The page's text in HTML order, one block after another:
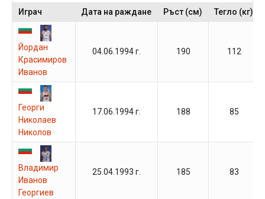
Играч Дата на раждане Ръст (см) Тегло (кг)
Йордан
Красимиров
Иванов
04.06.1994 г. 190 112
Георги
Николаев
Николов
17.06.1994 г. 188 85
Владимир
Иванов
Георгиев
25.04.1993 г. 185 83